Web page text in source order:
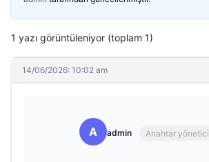
1 yazı görüntüleniyor (toplam 1)
14/06/2026: 10:02 am
A admin Anahtar yönetici